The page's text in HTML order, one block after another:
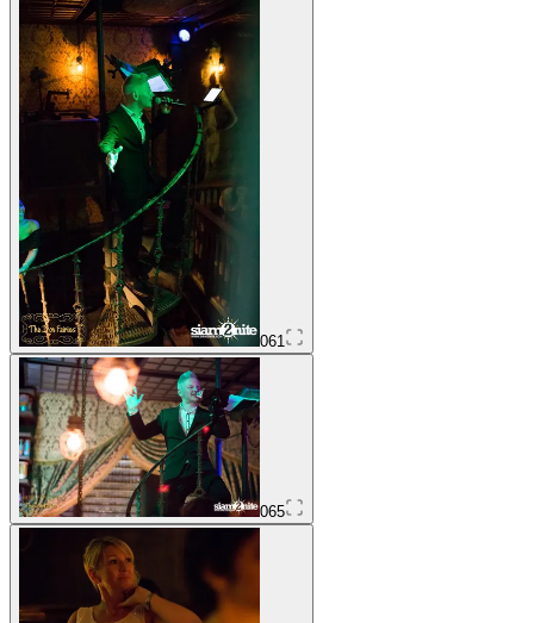
061
065